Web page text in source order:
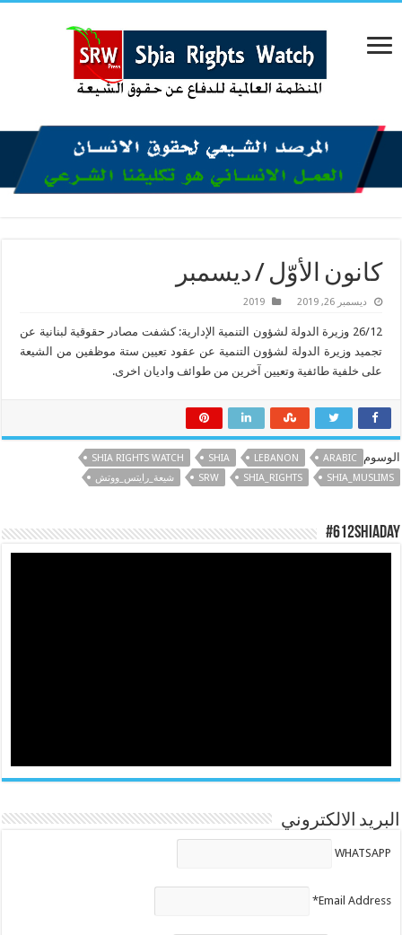
كانون الأوّل / ديسمبر
ديسمبر 26, 2019 2019
26/12 وزيرة الدولة لشؤون التنمية الإدارية: كشفت مصادر حقوقية لبنانية عن
تجميد وزيرة الدولة لشؤون التنمية عن عقود تعيين ستة موظفين من الشيعة
على خلفية طائفية وتعيين آخرين من طوائف واديان اخرى.
الوسوم ARABIC
LEBANON
SHIA
SHIA RIGHTS WATCH
SHIA_MUSLIMS
SHIA_RIGHTS
SRW شيعة_رايتس_ووتش
#612ShiaDay
البريد الالكتروني
WHATSAPP
Email Address*